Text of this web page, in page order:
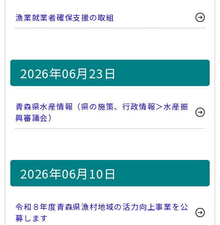
漁業就業者確保支援の取組
2026年06月23日
青森県水産情報（県の施策、行政情報＞水産振
興審議会）
2026年06月10日
令和８年度青森県漁村地域の活力向上事業を公
募します